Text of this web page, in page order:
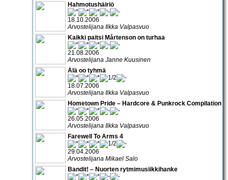
Hahmotushäiriö
18.10.2006
Arvostelijana Ilkka Valpasvuo
Kaikki paitsi Mårtenson on turhaa
21.08.2006
Arvostelijana Janne Kuusinen
Älä oo tyhmä
18.07.2006
Arvostelijana Ilkka Valpasvuo
Hometown Pride – Hardcore & Punkrock Compilation
26.05.2006
Arvostelijana Ilkka Valpasvuo
Farewell To Arms 4
29.04.2006
Arvostelijana Mikael Salo
Bandit! – Nuorten rytmimusiikkihanke